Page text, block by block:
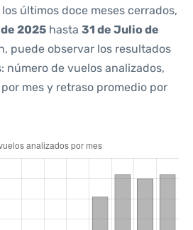
últimos doce meses cerrados,
2025 hasta 31 de Julio de
puede observar los resultados
número de vuelos analizados,
mes y retraso promedio por